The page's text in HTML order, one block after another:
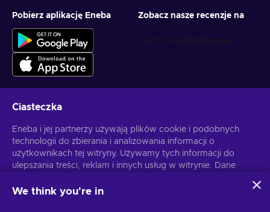
Pobierz aplikację Eneba Zobacz nasze recenzje na
Subskrybuj
Możesz anulować subskrypcję w dowolnej chwili. Sprawdź Politykę
Ciasteczka
Eneba i jej partnerzy używają plików cookie i podobnych
technologii do zbierania i analizowania informacji o
użytkownikach tej witryny. Używamy tych informacji do
ulepszania treści, reklam i innych usług w witrynie. Dane
do personalizacji reklam.
We think you're in